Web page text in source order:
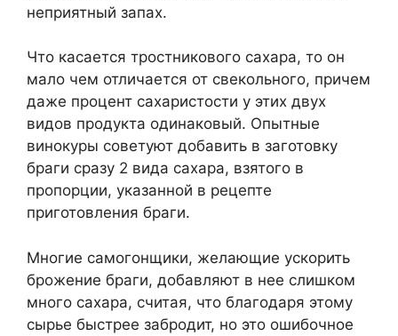
неприятный запах.
Что касается тростникового сахара, то он
мало чем отличается от свекольного, причем
даже процент сахаристости у этих двух
видов продукта одинаковый. Опытные
винокуры советуют добавить в заготовку
браги сразу 2 вида сахара, взятого в
пропорции, указанной в рецепте
приготовления браги.
Многие самогонщики, желающие ускорить
брожение браги, добавляют в нее слишком
много сахара, считая, что благодаря этому
сырье быстрее забродит, но это ошибочное